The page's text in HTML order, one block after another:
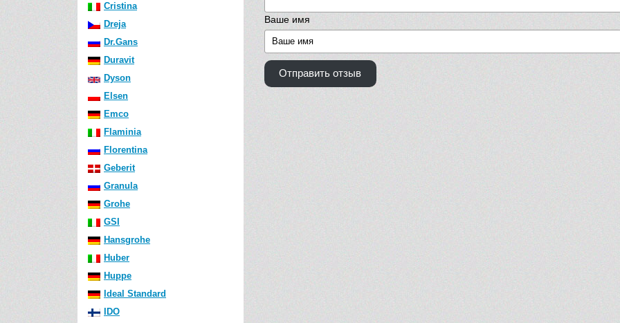
Cristina
Dreja
Dr.Gans
Duravit
Dyson
Elsen
Emco
Flaminia
Florentina
Geberit
Granula
Grohe
GSI
Hansgrohe
Huber
Huppe
Ideal Standard
IDO
Ваше имя
Отправить отзыв